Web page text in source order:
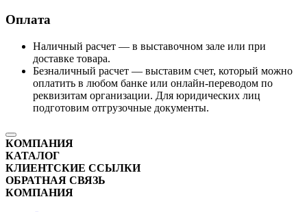
Оплата
Наличный расчет — в выставочном зале или при
доставке товара.
Безналичный расчет — выставим счет, который можно
оплатить в любом банке или онлайн-переводом по
реквизитам организации. Для юридических лиц
подготовим отгрузочные документы.
КОМПАНИЯ
КАТАЛОГ
КЛИЕНТСКИЕ ССЫЛКИ
ОБРАТНАЯ СВЯЗЬ
КОМПАНИЯ